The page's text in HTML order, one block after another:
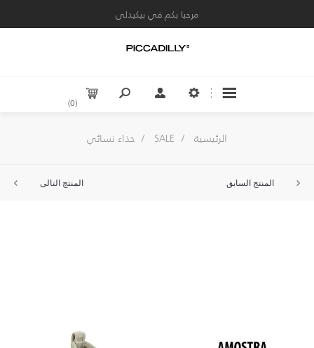
مرحبا بكم في بيكيدلى
(0)
الرئيسية /
SALE
/ حذاء نسائي
المنتج السابق المنتج التالى